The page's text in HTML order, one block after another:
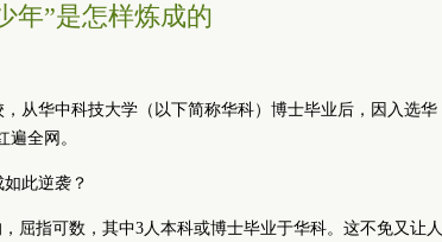
年”是怎样炼成的
从华中科技大学（以下简称华科）博士毕业后，因入选华
遍全网。
此逆袭？
屈指可数，其中3人本科或博士毕业于华科。这不免又让人